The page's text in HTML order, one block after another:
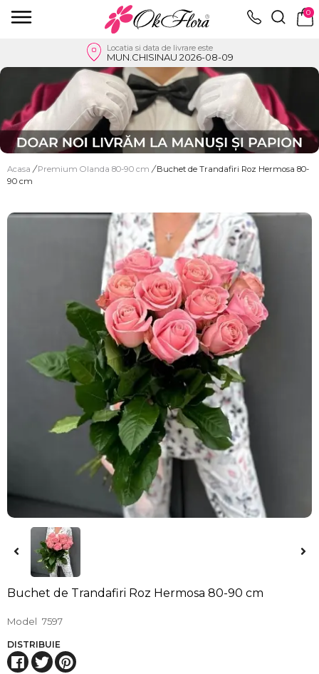
0
Locatia si data de livrare este
MUN.CHISINAU 2026-08-09
Acasa / Premium Olanda 80-90 cm / Buchet de Trandafiri Roz Hermosa 80-
90 cm
Buchet de Trandafiri Roz Hermosa 80-90 cm
Model 7597
DISTRIBUIE